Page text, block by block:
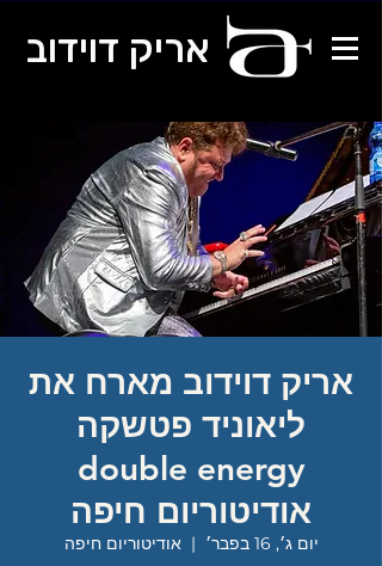
אריק דוידוב
אריק דוידוב מארח את
ליאוניד פטשקה
double energy
אודיטוריום חיפה
יום ג׳, 16 בפבר׳
  |
אודיטוריום חיפה